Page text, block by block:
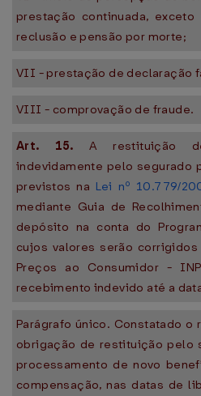
prestação continuada,
reclusão e pensão por morte;
VII - prestação de declaração
VIII - comprovação de fraude.
Art. 15. A restituição
indevidamente pelo segurado
previstos na Lei nº 10.779/
mediante Guia de
depósito na conta do
cujos valores serão
Preços ao Consumidor -
recebimento indevido até a
Parágrafo único. Constatado
obrigação de restituição pelo
processamento de novo
compensação, nas datas de